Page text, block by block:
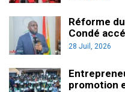
Réforme
Condé
28 Juil, 2026
promotion